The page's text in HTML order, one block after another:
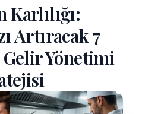
Karlılığı:
Artıracak 7
Gelir Yönetimi